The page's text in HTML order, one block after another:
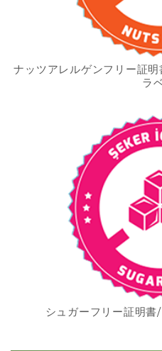
ナッツアレルゲンフリー証
ラ
シュガーフリー証明